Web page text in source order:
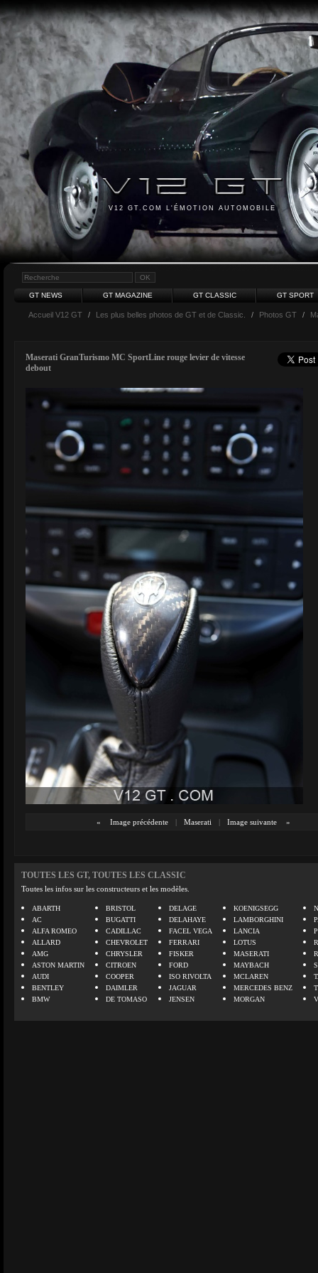
V12 GT.COM L'ÉMOTION AUTOMOBILE
GT NEWS GT MAGAZINE GT CLASSIC GT SPORT
Accueil V12 GT / Les plus belles photos de GT et de Classic. / Photos GT /
Maserati GranTurismo MC SportLine rouge levier de vitesse
debout
« Image précédente | Maserati | Image suivante »
TOUTES LES GT, TOUTES LES CLASSIC
Toutes les infos sur les constructeurs et les modèles.
ABARTH
AC
ALFA ROMEO
ALLARD
AMG
ASTON MARTIN
AUDI
BENTLEY
BMW
BRISTOL
BUGATTI
CADILLAC
CHEVROLET
CHRYSLER
CITROEN
COOPER
DAIMLER
DE TOMASO
DELAGE
DELAHAYE
FACEL VEGA
FERRARI
FISKER
FORD
ISO RIVOLTA
JAGUAR
JENSEN
KOENIGSEGG
LAMBORGHINI
LANCIA
LOTUS
MASERATI
MAYBACH
MCLAREN
MERCEDES BENZ
MORGAN